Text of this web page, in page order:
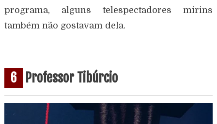
programa, alguns telespectadores mirins
também não gostavam dela.
6 Professor Tibúrcio